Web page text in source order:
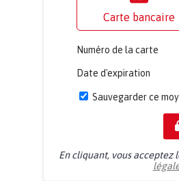
Carte bancaire
Numéro de la carte
Date d'expiration
Sauvegarder ce
En cliquant, vous acceptez